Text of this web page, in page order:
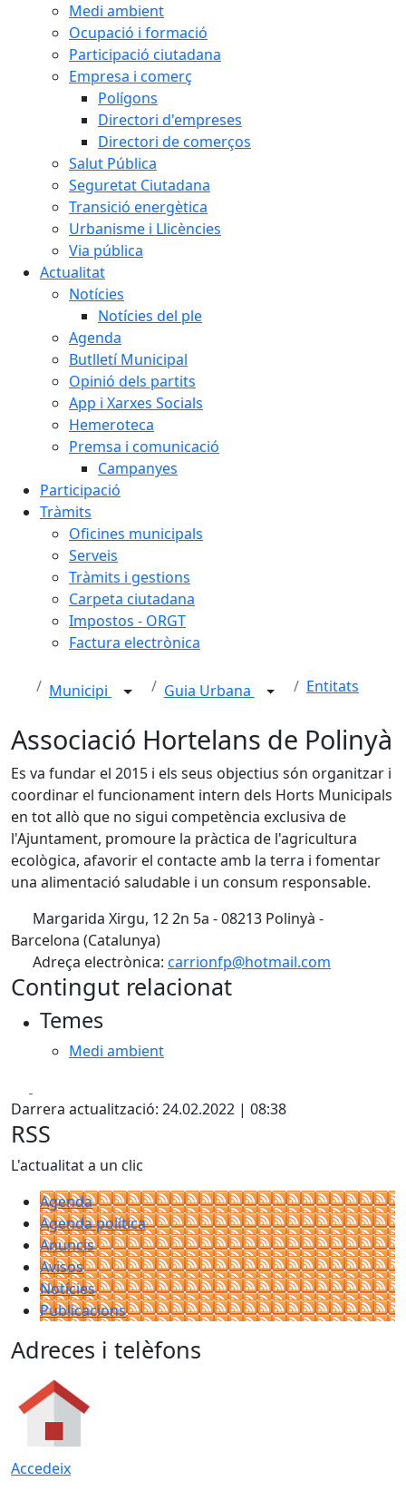
Medi ambient
Ocupació i formació
Participació ciutadana
Empresa i comerç
Polígons
Directori d'empreses
Directori de comerços
Salut Pública
Seguretat Ciutadana
Transició energètica
Urbanisme i Llicències
Via pública
Actualitat
Notícies
Notícies del ple
Agenda
Butlletí Municipal
Opinió dels partits
App i Xarxes Socials
Hemeroteca
Premsa i comunicació
Campanyes
Participació
Tràmits
Oficines municipals
Serveis
Tràmits i gestions
Carpeta ciutadana
Impostos - ORGT
Factura electrònica
Municipi Guia Urbana Entitats
Associació Hortelans de Polinyà
Es va fundar el 2015 i els seus objectius són organitzar i
coordinar el funcionament intern dels Horts Municipals
en tot allò que no sigui competència exclusiva de
l'Ajuntament, promoure la pràctica de l'agricultura
ecològica, afavorir el contacte amb la terra i fomentar
una alimentació saludable i un consum responsable.
Margarida Xirgu, 12 2n 5a - 08213 Polinyà -
Barcelona (Catalunya)
Adreça electrònica: carrionfp@hotmail.com
Contingut relacionat
Temes
Medi ambient
Darrera actualització: 24.02.2022 | 08:38
RSS
L'actualitat a un clic
Agenda
Agenda política
Anuncis
Avisos
Notícies
Publicacions
Adreces i telèfons
Accedeix